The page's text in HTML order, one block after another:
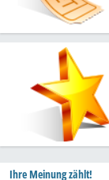
Ihre Meinung zählt!